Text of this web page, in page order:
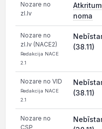
Nozare no
zl.lv
noma
Nozare no
zl.lv (NACE2)
Redakcija NACE
2.1
(38.11)
Nozare no VID
Redakcija NACE
2.1
(38.11)
Nozare no
CSP